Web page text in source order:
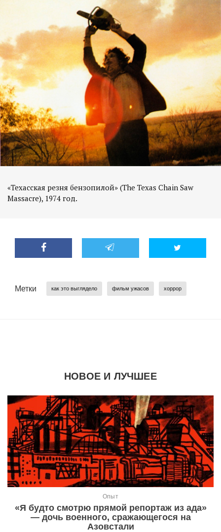
«Техасская резня бензопилой» (The Texas Chain Saw
Massacre), 1974 год.
Метки как это выглядело фильм ужасов хоррор
НОВОЕ И ЛУЧШЕЕ
Опыт
«Я будто смотрю прямой репортаж из ада»
— дочь военного, сражающегося на
Азовстали